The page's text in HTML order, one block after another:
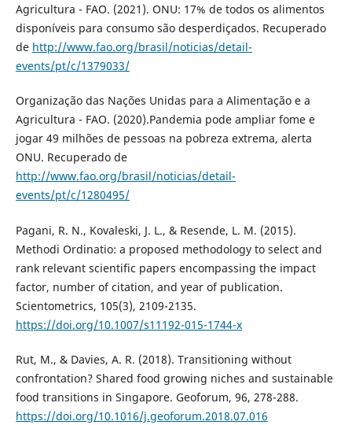
Agricultura - FAO. (2021). ONU: 17% de todos os alimentos
disponíveis para consumo são desperdiçados. Recuperado
de http://www.fao.org/brasil/noticias/detail-
events/pt/c/1379033/
Organização das Nações Unidas para a Alimentação e a
Agricultura - FAO. (2020).Pandemia pode ampliar fome e
jogar 49 milhões de pessoas na pobreza extrema, alerta
ONU. Recuperado de
http://www.fao.org/brasil/noticias/detail-
events/pt/c/1280495/
Pagani, R. N., Kovaleski, J. L., & Resende, L. M. (2015).
Methodi Ordinatio: a proposed methodology to select and
rank relevant scientific papers encompassing the impact
factor, number of citation, and year of publication.
Scientometrics, 105(3), 2109-2135.
https://doi.org/10.1007/s11192-015-1744-x
Rut, M., & Davies, A. R. (2018). Transitioning without
confrontation? Shared food growing niches and sustainable
food transitions in Singapore. Geoforum, 96, 278-288.
https://doi.org/10.1016/j.geoforum.2018.07.016